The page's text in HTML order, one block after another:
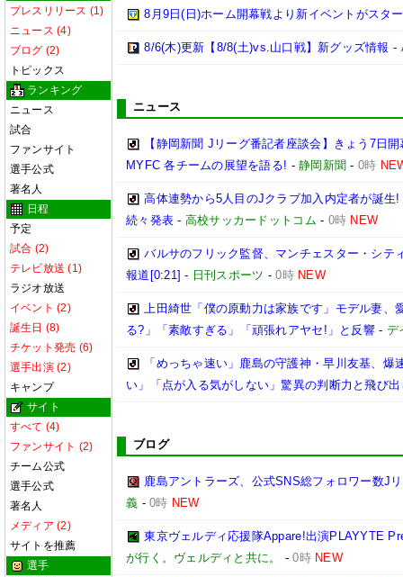
プレスリリース (1)
ニュース (4)
ブログ (2)
トピックス
ランキング
ニュース
試合
ファンサイト
選手公式
著名人
日程
予定
試合 (2)
テレビ放送 (1)
ラジオ放送
イベント (2)
誕生日 (8)
チケット発売 (6)
選手出演 (2)
キャンプ
サイト
すべて (4)
ファンサイト (2)
チーム公式
選手公式
著名人
メディア (2)
サイトを推薦
選手
8月9日(日)ホーム開幕戦より新イベントがスタ
8/6(木)更新【8/8(土)vs.山口戦】新グッズ情報 -
ニュース
【静岡新聞 Jリーグ番記者座談会】きょう7日
MYFC 各チームの展望を語る! -静岡新聞 - 0時
高体連勢から5人目のJクラブ加入内定者が誕
続々発表 - 高校サッカードットコム - 0時 NEW
バルサのフリック監督、マンチェスター・シテ
報道[0:21] - 日刊スポーツ -0時 NEW
上田綺世「僕の原動力は家族です」モデル妻
る?」「素敵すぎる」「頑張れアヤセ!」と反響- デ
「めっちゃ速い」鹿島の守護神・早川友基、
い」「点が入る気がしない」驚異の判断力と飛び
ブログ
鹿島アントラーズ、公式SNS総フォロワー数J
義 -0時 NEW
東京ヴェルディ応援隊Appare!出演PLAYYTE
が行く。ヴェルディと共に。
-0時 NEW